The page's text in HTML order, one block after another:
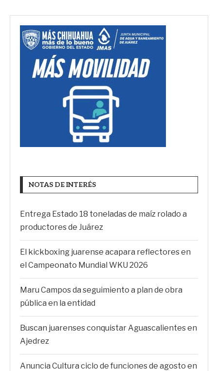
NOTAS DE INTERÉS
Entrega Estado 18 toneladas de maíz rolado a
productores de Juárez
El kickboxing juarense acapara reflectores en
el Campeonato Mundial WKU 2026
Maru Campos da seguimiento a plan de obra
pública en la entidad
Buscan juarenses conquistar Aguascalientes en
Ajedrez
Anuncia Cultura ciclo de funciones de agosto en